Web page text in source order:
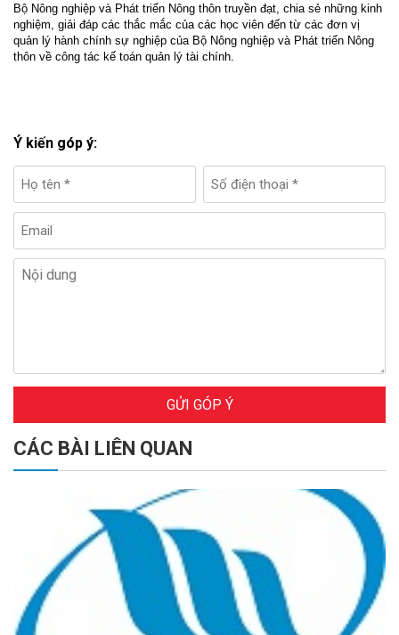
Bộ Nông nghiệp và Phát triển Nông thôn truyền đạt, chia sẻ những kinh
nghiệm, giải đáp các thắc mắc của các học viên đến từ các đơn vị
quản lý hành chính sự nghiệp của Bộ Nông nghiệp và Phát triển Nông
thôn về công tác kế toán quản lý tài chính.
Ý kiến góp ý:
GỬI GÓP Ý
CÁC BÀI LIÊN QUAN